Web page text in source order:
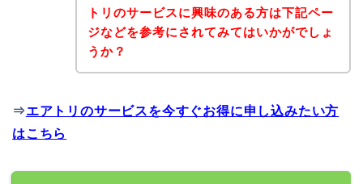
トリのサービスに興味のある方は下記ペー
ジなどを参考にされてみてはいかがでしょ
うか？
⇒エアトリのサービスを今すぐお得に申し込みたい方
はこちら